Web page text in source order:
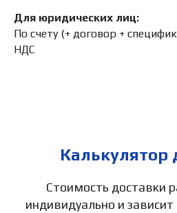
Для юридических лиц:
По счету (+ договор +
НДС
Калькулятор
Стоимость доставки
индивидуально и